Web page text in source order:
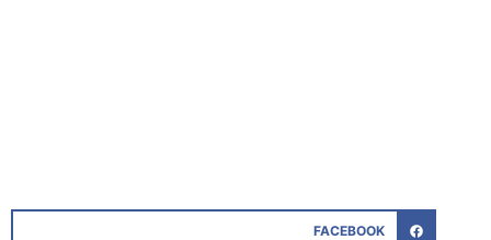
FACEBOOK